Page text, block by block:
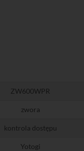
ZW600WPR
zwora
kontrola dostępu
Yotogi